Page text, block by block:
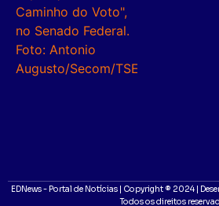
EDNews - Portal de Notícias | Copyright ® 2024 |
Todos os direitos